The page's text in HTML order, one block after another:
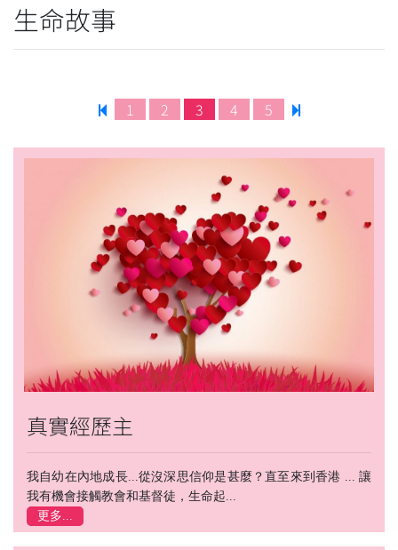
生命故事
1 2 3 4 5
真實經歷主
我自幼在內地成長...從沒深思信仰是甚麼？直至來到香港 ... 讓
我有機會接觸教會和基督徒，生命起...
更多...